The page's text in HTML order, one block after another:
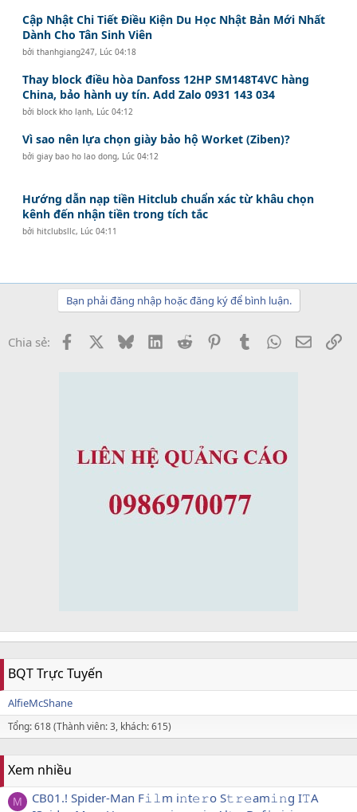
Cập Nhật Chi Tiết Điều Kiện Du Học Nhật Bản Mới Nhất
Dành Cho Tân Sinh Viên
bởithanhgiang247, Lúc 04:18
Thay block điều hòa Danfoss 12HP SM148T4VC hàng
China, bảo hành uy tín. Add Zalo 0931 143 034
bởiblock kho lạnh, Lúc 04:12
Vì sao nên lựa chọn giày bảo hộ Worket (Ziben)?
bởigiay bao ho lao dong, Lúc 04:12
Hướng dẫn nạp tiền Hitclub chuẩn xác từ khâu chọn
kênh đến nhận tiền trong tích tắc
bởihitclubsllc, Lúc 04:11
Bạn phải đăng nhập hoặc đăng ký để bình luận.
Chia sẻ: Facebook BlueskyLinkedInReddit PinterestTumblrWhatsApp
Email
BQT Trực Tuyến
AlfieMcShane
Tổng: 618 (Thành viên: 3, khách: 615)
Xem nhiều
M
CB01.! Spider-Man F𝚒𝚕m i𝚗t𝚎𝚛o S𝚝𝚛𝚎am𝚒𝚗g I𝚃A